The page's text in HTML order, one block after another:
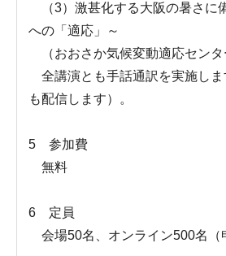
（3）激甚化する大阪の暑さに
への「適応」～
（おおさか気候変動適応セン
全講演とも手話通訳を実施しま
も配信します）。
5 参加費
無料
6 定員
会場50名、オンライン500名（